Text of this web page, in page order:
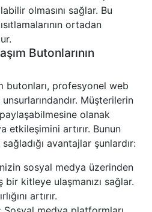
olmasını sağlar. Bu
ortadan
Butonlarının
butonları, profesyonel web
Müşterilerin
olanak
etkileşimini artırır. Bunun
avantajlar şunlardır:
sosyal medya üzerinden
bir kitleye ulaşmanızı sağlar.
artırır.